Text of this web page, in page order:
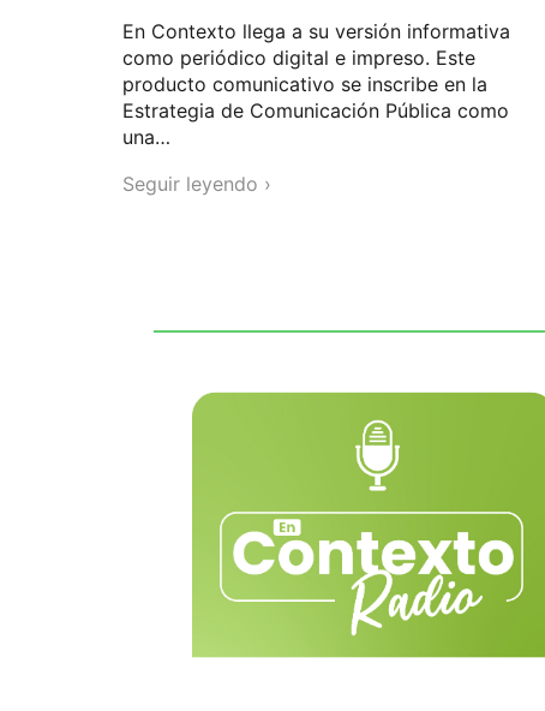
En Contexto llega a su versión informativa
como periódico digital e impreso. Este
producto comunicativo se inscribe en la
Estrategia de Comunicación Pública como
una…
Seguir leyendo ›